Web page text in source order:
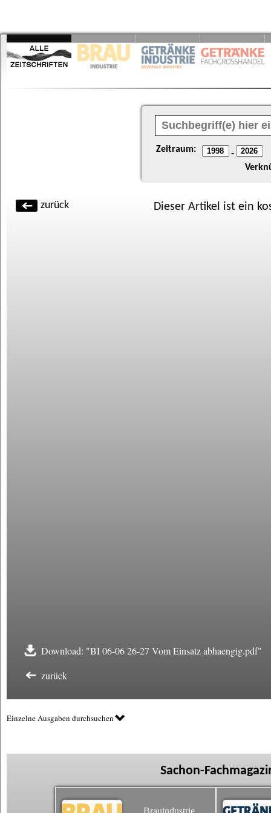
Zeitraum: -
zurück Dieser Artikel ist ein
Download: "BI 06-06 26-27 Vom Einsatz abhaengig.pdf"
zurück
Einzelne Ausgaben durchsuchen
Sachon-
Brauindustrie